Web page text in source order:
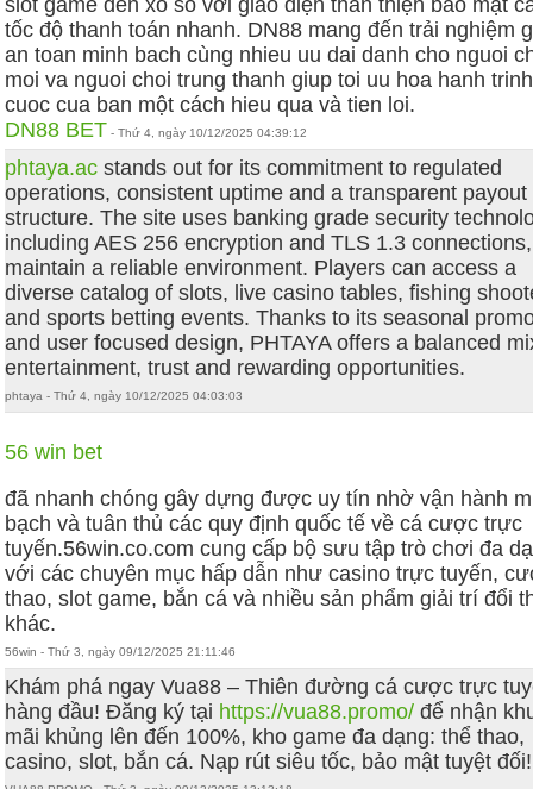
tốc độ thanh toán nhanh. DN88 mang đến trải nghiệm
an toan minh bach cùng nhieu uu dai danh cho nguoi
moi va nguoi choi trung thanh giup toi uu hoa hanh
cuoc cua ban một cách hieu qua và tien loi.
DN88 BET - Thứ 4, ngày 10/12/2025 04:39:12
phtaya.ac stands out for its commitment to regulated
operations, consistent uptime and a transparent payout
structure. The site uses banking grade security
including AES 256 encryption and TLS 1.3
maintain a reliable environment. Players can access a
diverse catalog of slots, live casino tables, fishing
and sports betting events. Thanks to its seasonal
and user focused design, PHTAYA offers a balanced
entertainment, trust and rewarding opportunities.
phtaya - Thứ 4, ngày 10/12/2025 04:03:03
56 win bet
đã nhanh chóng gây dựng được uy tín nhờ vận hành
bạch và tuân thủ các quy định quốc tế về cá cược trực
tuyến.56win.co.com cung cấp bộ sưu tập trò chơi đa
với các chuyên mục hấp dẫn như casino trực tuyến,
thao, slot game, bắn cá và nhiều sản phẩm giải trí đổi
khác.
56win - Thứ 3, ngày 09/12/2025 21:11:46
Khám phá ngay Vua88 – Thiên đường cá cược trực
hàng đầu! Đăng ký tại https://vua88.promo/ để nhận
mãi khủng lên đến 100%, kho game đa dạng: thể thao,
casino, slot, bắn cá. Nạp rút siêu tốc, bảo mật tuyệt đối!